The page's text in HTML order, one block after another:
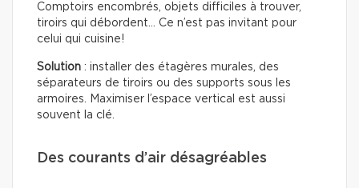
Comptoirs encombrés, objets difficiles à trouver,
tiroirs qui débordent… Ce n’est pas invitant pour
celui qui cuisine!
Solution : installer des étagères murales, des
séparateurs de tiroirs ou des supports sous les
armoires. Maximiser l’espace vertical est aussi
souvent la clé.
Des courants d’air désagréables